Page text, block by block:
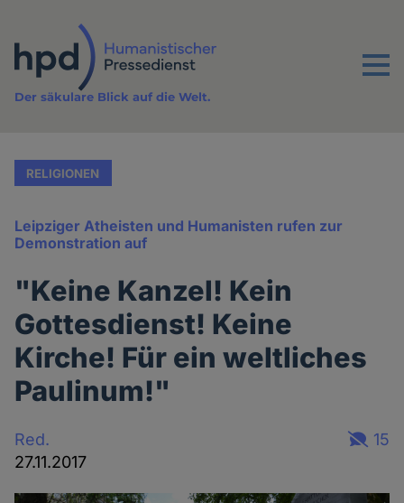
Inhalt
Menu
Der säkulare Blick auf die Welt.
RELIGIONEN
Leipziger Atheisten und Humanisten rufen zur
Demonstration auf
"Keine Kanzel! Kein
Gottesdienst! Keine
Kirche! Für ein weltliches
Paulinum!"
Red.
27.11.2017
15